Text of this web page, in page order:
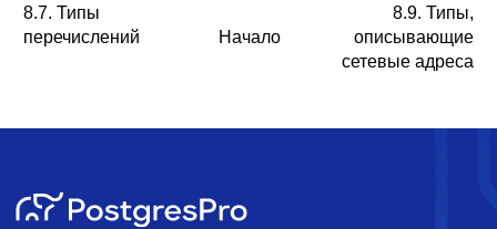
8.7. Типы
перечислений
Начало
8.9. Типы,
описывающие
сетевые адреса